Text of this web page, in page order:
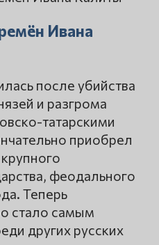
Ивана
после убийства
и разгрома
татарскими
приобрел
феодального
Теперь
стало самым
других русских